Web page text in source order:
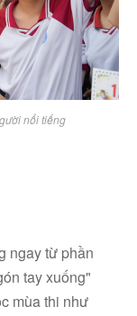
nổi tiếng
ngay từ phần
tay xuống"
mùa thi như